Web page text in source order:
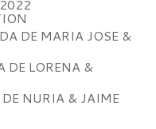
DE MARIA JOSE &
DE LORENA &
NURIA & JAIME